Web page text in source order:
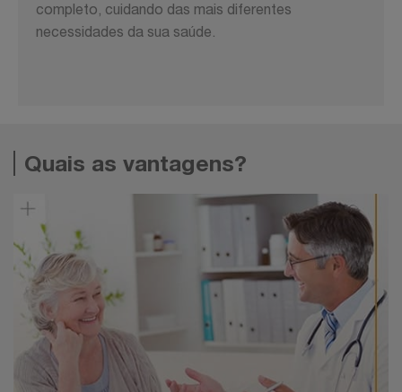
completo, cuidando das mais diferentes
necessidades da sua saúde.
Quais as vantagens?